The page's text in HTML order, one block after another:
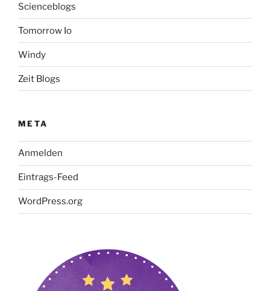
Scienceblogs
Tomorrow Io
Windy
Zeit Blogs
META
Anmelden
Eintrags-Feed
WordPress.org